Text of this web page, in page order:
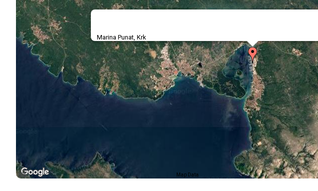
Marina Punat, Krk
Map Data